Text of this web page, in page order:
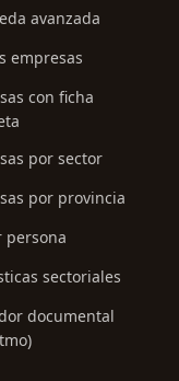
avanzada
empresas
con ficha
por sector
por provincia
persona
sectoriales
documental